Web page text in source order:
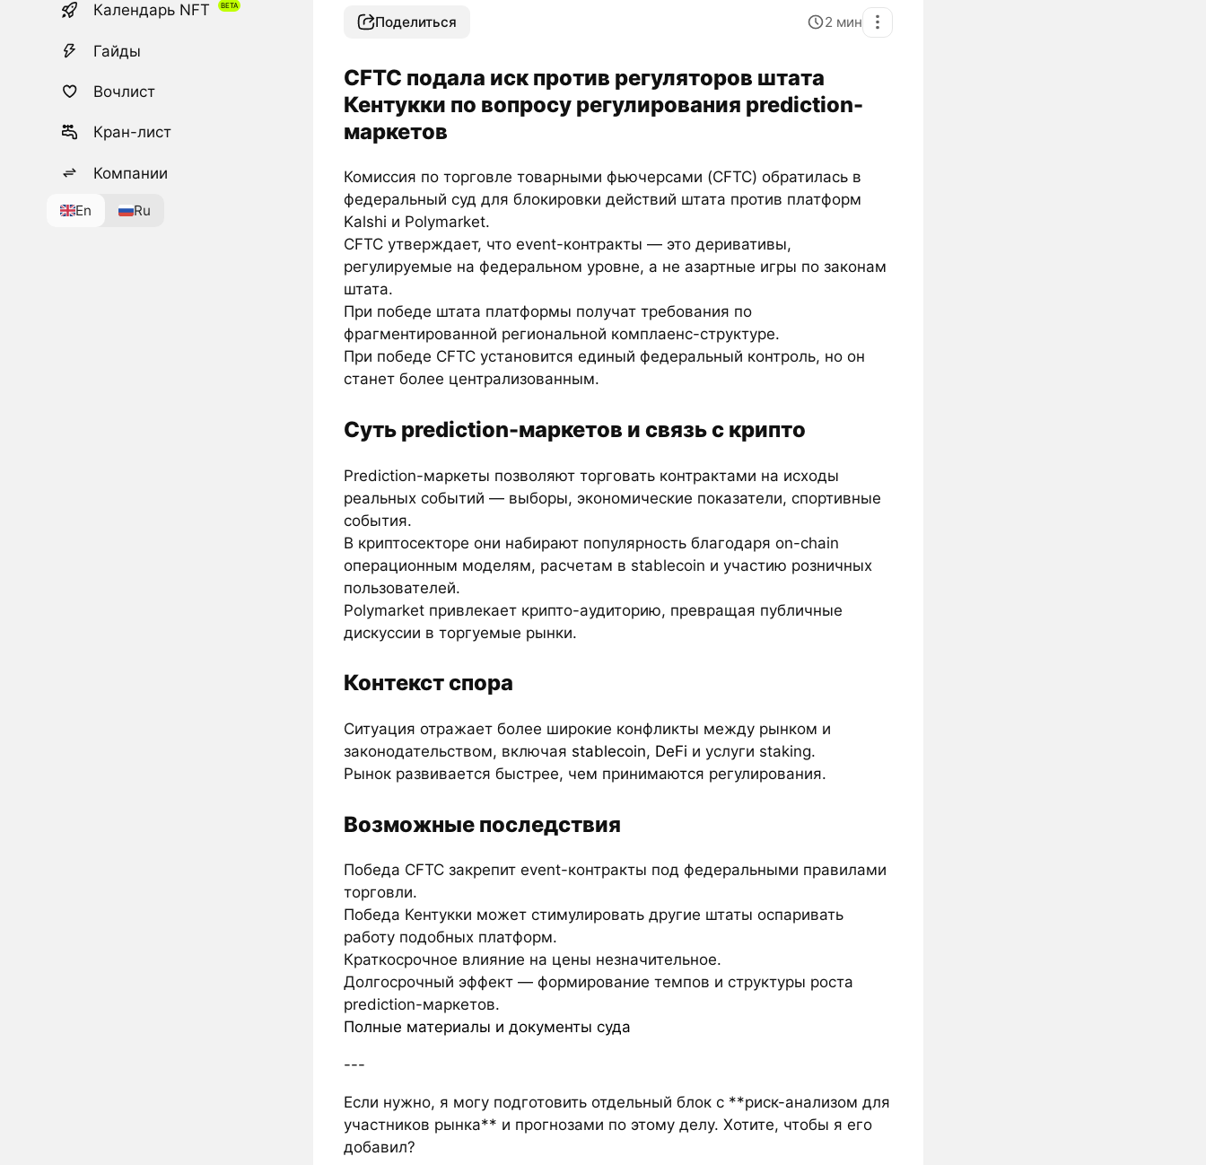
Календарь NFT
Гайды
Вочлист
Кран-лист
Компании
En Ru
Поделиться 2 мин
CFTC подала иск против регуляторов штата
Кентукки по вопросу регулирования prediction-
маркетов
Комиссия по торговле товарными фьючерсами (CFTC) обратилась в
федеральный суд для блокировки действий штата против платформ
Kalshi и Polymarket.
CFTC утверждает, что event-контракты — это деривативы,
регулируемые на федеральном уровне, а не азартные игры по законам
штата.
При победе штата платформы получат требования по
фрагментированной региональной комплаенс-структуре.
При победе CFTC установится единый федеральный контроль, но он
станет более централизованным.
Суть prediction-маркетов и связь с крипто
Prediction-маркеты позволяют торговать контрактами на исходы
реальных событий — выборы, экономические показатели, спортивные
события.
В криптосекторе они набирают популярность благодаря on-chain
операционным моделям, расчетам в stablecoin и участию розничных
пользователей.
Polymarket привлекает крипто-аудиторию, превращая публичные
дискуссии в торгуемые рынки.
Контекст спора
Ситуация отражает более широкие конфликты между рынком и
законодательством, включая stablecoin, DeFi и услуги staking.
Рынок развивается быстрее, чем принимаются регулирования.
Возможные последствия
Победа CFTC закрепит event-контракты под федеральными правилами
торговли.
Победа Кентукки может стимулировать другие штаты оспаривать
работу подобных платформ.
Краткосрочное влияние на цены незначительное.
Долгосрочный эффект — формирование темпов и структуры роста
prediction-маркетов.
Полные материалы и документы суда
---
Если нужно, я могу подготовить отдельный блок с **риск-анализом для
участников рынка** и прогнозами по этому делу. Хотите, чтобы я его
добавил?